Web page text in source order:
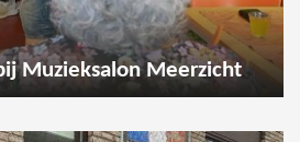
Muzieksalon Meerzicht